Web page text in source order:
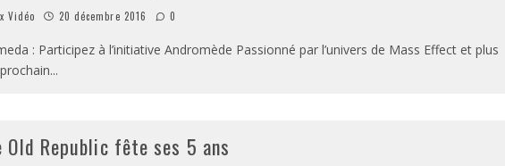
Vidéo 20 décembre 2016 0
: Participez à l’initiative Andromède Passionné par l’univers de Mass Effect et plus
...
Old Republic fête ses 5 ans